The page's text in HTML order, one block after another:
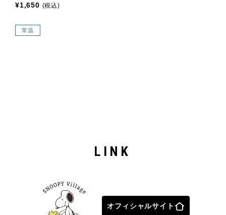
¥1,650 (税込)
常温
LINK
オフィシャルサイト